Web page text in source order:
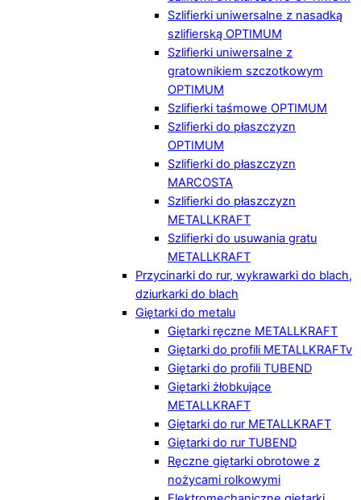
Szlifierki uniwersalne z nasadką
szlifierską OPTIMUM
Szlifierki uniwersalne z
gratownikiem szczotkowym
OPTIMUM
Szlifierki taśmowe OPTIMUM
Szlifierki do płaszczyzn
OPTIMUM
Szlifierki do płaszczyzn
MARCOSTA
Szlifierki do płaszczyzn
METALLKRAFT
Szlifierki do usuwania gratu
METALLKRAFT
Przycinarki do rur, wykrawarki do blach,
dziurkarki do blach
Giętarki do metalu
Giętarki ręczne METALLKRAFT
Giętarki do profili METALLKRAFTv
Giętarki do profili TUBEND
Giętarki żłobkujące
METALLKRAFT
Giętarki do rur METALLKRAFT
Giętarki do rur TUBEND
Ręczne giętarki obrotowe z
nożycami rolkowymi